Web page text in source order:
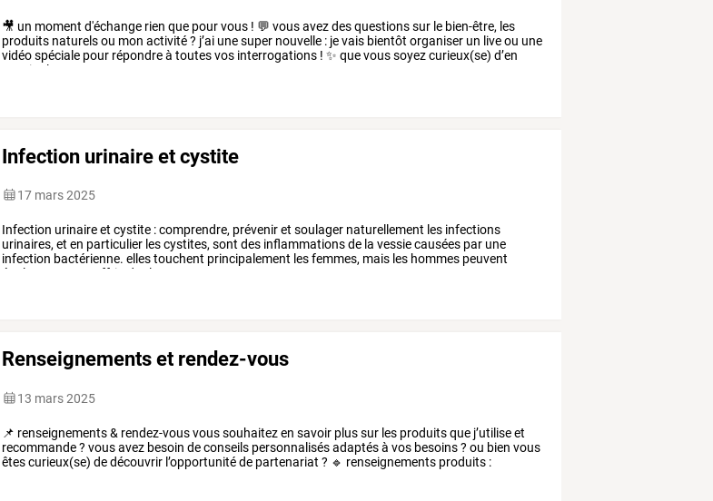
🎥 un moment d'échange rien que pourvous ! 💬 vousavezdesquestionssur le bien-être, les
produits naturelsou mon activité? j’ai unesuper nouvelle : jevais bientôt organiser un liveou une
vidéospéciale pour répondreà toutesvos interrogations ! ✨ quevoussoyezcurieux(se) d’en
savoir
plus
Infection urinaire et cystite
17 mars 2025
Infection urinaireet cystite :comprendre, préveniret soulager naturellement les infections
urinaires, et en particulier lescystites, sont des inflammationsde la vessiecausées par une
infection bactérienne. ellestouchent principalement lesfemmes, mais les hommes peuvent
également
souffrir. douloureuses
Renseignements et rendez-vous
13 mars 2025
📌 renseignements& rendez-vousvoussouhaitezen savoir plussur les produitsque j’utiliseet
recommande? vousavez besoin deconseils personnalisésadaptésà vos besoins? ou bien vous
êtescurieux(se) dedécouvrir l’opportunitéde partenariat ? 🔹 renseignements produits :